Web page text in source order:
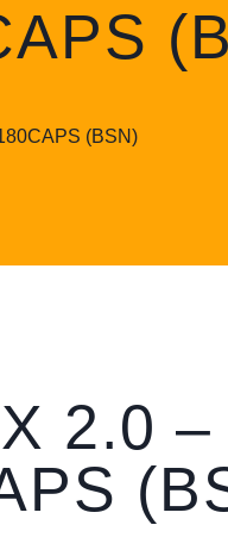
(BSN)
2.0 –